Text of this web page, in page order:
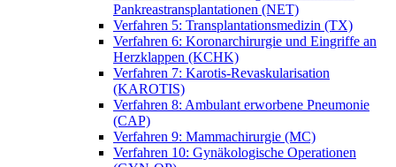
Pankreastransplantationen (NET)
Verfahren 5: Transplantationsmedizin (TX)
Verfahren 6: Koronarchirurgie und Eingriffe an
Herzklappen (KCHK)
Verfahren 7: Karotis-Revaskularisation
(KAROTIS)
Verfahren 8: Ambulant erworbene Pneumonie
(CAP)
Verfahren 9: Mammachirurgie (MC)
Verfahren 10: Gynäkologische Operationen